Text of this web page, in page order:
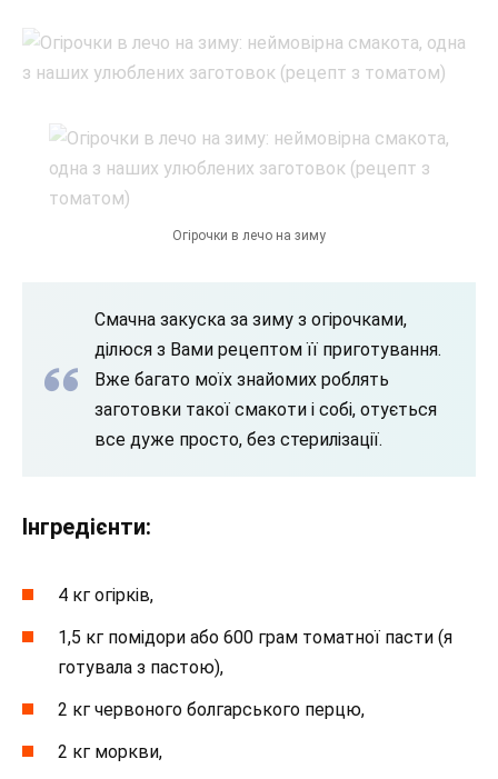
Огірочки в лечо на зиму
Смачна закуска за зиму з огірочками,
ділюся з Вами рецептом її приготування.
Вже багато моїх знайомих роблять
заготовки такої смакоти і собі, отується
все дуже просто, без стерилізації.
Інгредієнти:
4 кг огірків,
1,5 кг помідори або 600 грам томатної пасти (я
готувала з пастою),
2 кг червоного болгарського перцю,
2 кг моркви,